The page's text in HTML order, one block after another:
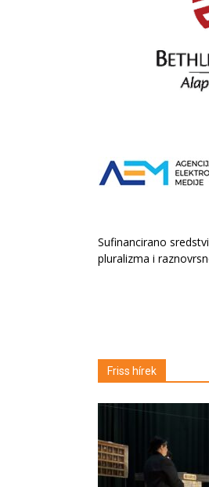
Sufinancirano
pluralizma i
Friss hírek